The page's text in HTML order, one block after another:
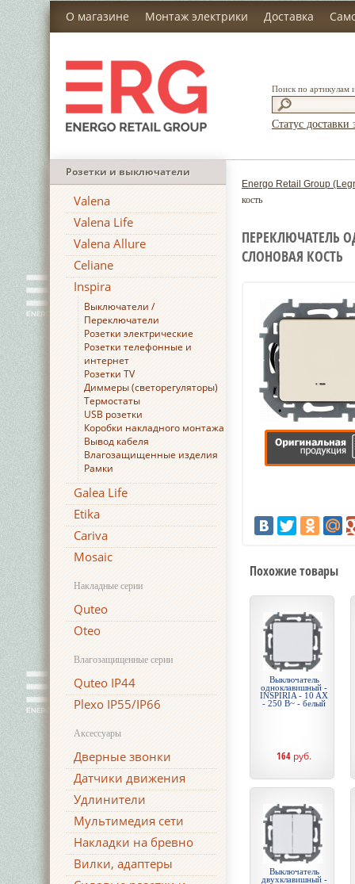
О магазине Монтаж электрики Доставка
Поиск по артикулам
Статус доставки
Розетки и выключатели
Valena
Valena Life
Valena Allure
Celiane
Inspira
Выключатели /
Переключатели
Розетки электрические
Розетки телефонные и
интернет
Розетки TV
Диммеры (светорегуляторы)
Термостаты
USB розетки
Коробки накладного монтажа
Вывод кабеля
Влагозащищенные изделия
Рамки
Galea Life
Etika
Cariva
Mosaic
Накладные серии
Quteo
Oteo
Влагозащищенные серии
Quteo IP44
Plexo IP55/IP66
Аксессуары
Дверные звонки
Датчики движения
Удлинители
Мультимедия сети
Накладки на бревно
Вилки, адаптеры
Energo Retail Group
кость
ПЕРЕКЛЮЧАТЕЛЬ
СЛОНОВАЯ КОСТЬ
Похожие товары
Выключатель
одноклавишный -
INSPIRIA - 10 AX
- 250 В~ - белый
164 руб.
Выключатель
двухклавишный -